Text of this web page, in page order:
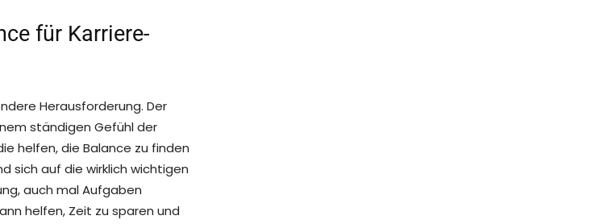
für Karriere-
Herausforderung. Der
ständigen Gefühl der
helfen, die Balance zu finden
sich auf die wirklich wichtigen
auch mal Aufgaben
helfen, Zeit zu sparen und